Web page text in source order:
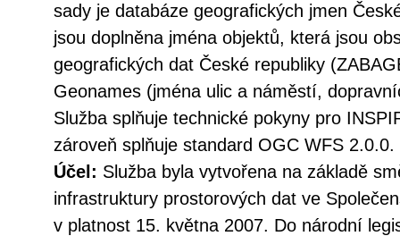
sady je databáze geografických jmen
jsou doplněna jména objektů, která jsou
geografických dat České republiky
Geonames (jména ulic a náměstí,
Služba splňuje technické pokyny pro
zároveň splňuje standard OGC WFS 2.0.0.
Účel: Služba byla vytvořena na základě
infrastruktury prostorových dat ve
v platnost 15. května 2007. Do národní